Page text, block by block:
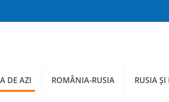
DE AZI ROMÂNIA-RUSIA RUSIA